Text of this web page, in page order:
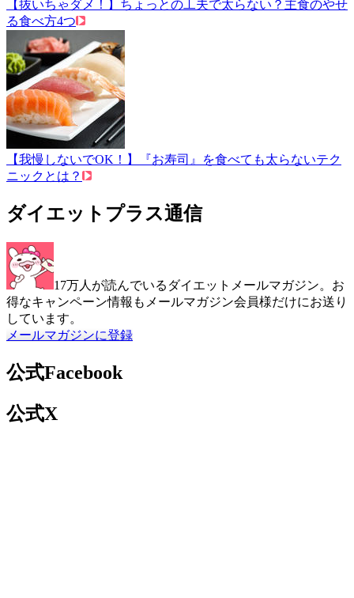
【抜いちゃダメ！】ちょっとの工夫で太らない？主食のやせ
る食べ方4つ
【我慢しないでOK！】『お寿司』を食べても太らないテク
ニックとは？
ダイエットプラス通信
17万人が読んでいるダイエットメールマガジン。お
得なキャンペーン情報もメールマガジン会員様だけにお送り
しています。
メールマガジンに登録
公式Facebook
公式X